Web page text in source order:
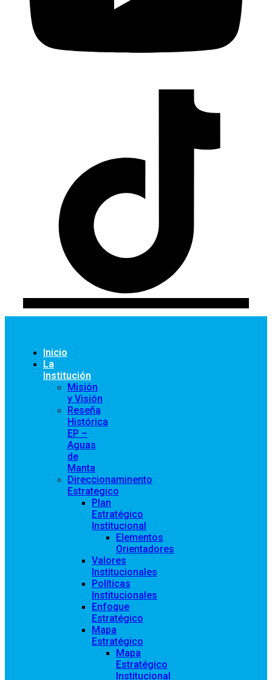
Inicio
La
Institución
Misión
y Visión
Reseña
Histórica
EP –
Aguas
de
Manta
Direccionaminento
Estrategico
Plan
Estratégico
Institucional
Elementos
Orientadores
Valores
Institucionales
Políticas
Institucionales
Enfoque
Estratégico
Mapa
Estratégico
Mapa
Estratégico
Institucional